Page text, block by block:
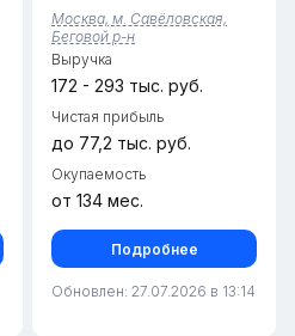
плотность жилой и
коммерческой застройки,
стабильный пешеходный
трафик .О бизнесе:* пункт
работает, о...
Москва, м. Савёловская,
Беговой р-н
Выручка
172 - 293 тыс. руб.
Чистая прибыль
до 77,2 тыс. руб.
Окупаемость
от 134 мес.
Подробнее
Обновлен: 27.07.2026 в 13:14